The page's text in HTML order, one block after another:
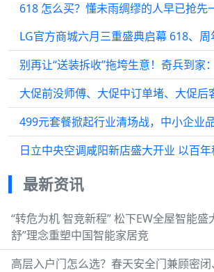
618 怎么买？懂未雨绸缪的人早已抢先
最新资讯
“转危为机 智竞新程” 松下EW全屋智能盛
舒”理念重塑中国智能家居竞
高层入户门怎么选？春天安全门兼顾密